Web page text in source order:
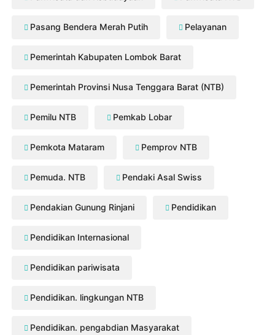
Pasang Bendera Merah Putih Pelayanan
Pemerintah Kabupaten Lombok Barat
Pemerintah Provinsi Nusa Tenggara Barat (NTB)
Pemilu NTB Pemkab Lobar
Pemkota Mataram Pemprov NTB
Pemuda. NTB Pendaki Asal Swiss
Pendakian Gunung Rinjani Pendidikan
Pendidikan Internasional
Pendidikan pariwisata
Pendidikan. lingkungan NTB
Pendidikan. pengabdian Masyarakat